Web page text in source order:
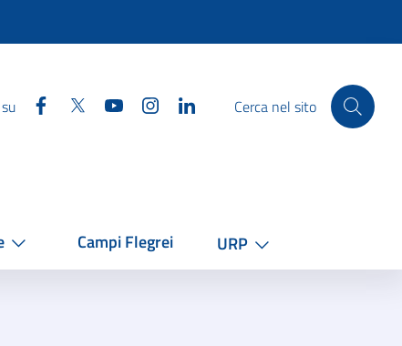
Facebook
Twitter YouTube InstagramLinkedinCerca nel sito
Campi Flegrei URP